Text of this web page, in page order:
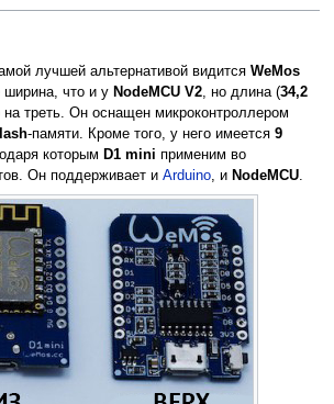
лучшей альтернативой видится WeMos
ширина, что и у NodeMCU V2, но длина (34,2
на треть. Он оснащен микроконтроллером
-памяти. Кроме того, у него имеется 9
которым D1 mini применим во
Он поддерживает и Arduino, и NodeMCU.